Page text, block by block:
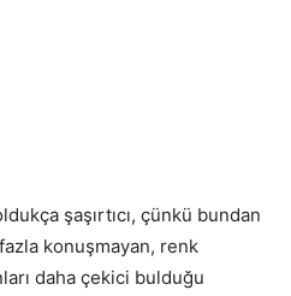
şaşırtıcı, çünkü bundan
konuşmayan, renk
daha çekici bulduğu